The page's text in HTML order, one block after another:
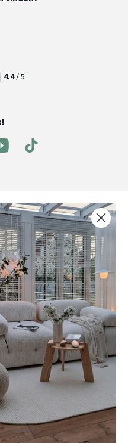
4.4/ 5
als eerste nieuwe